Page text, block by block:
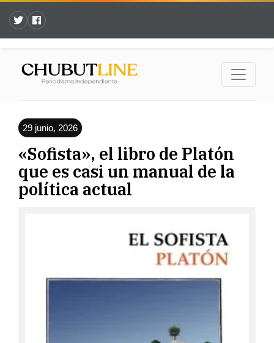
29 junio, 2026
«Sofista», el libro de Platón
que es casi un manual de la
política actual